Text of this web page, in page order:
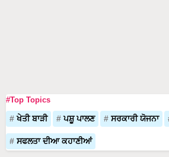
#Top Topics
ਖੇਤੀ ਬਾੜੀ ਪਸ਼ੂ ਪਾਲਣ ਸਰਕਾਰੀ ਯੋਜਨਾ
ਸਫਲਤਾ ਦੀਆ ਕਹਾਣੀਆਂ